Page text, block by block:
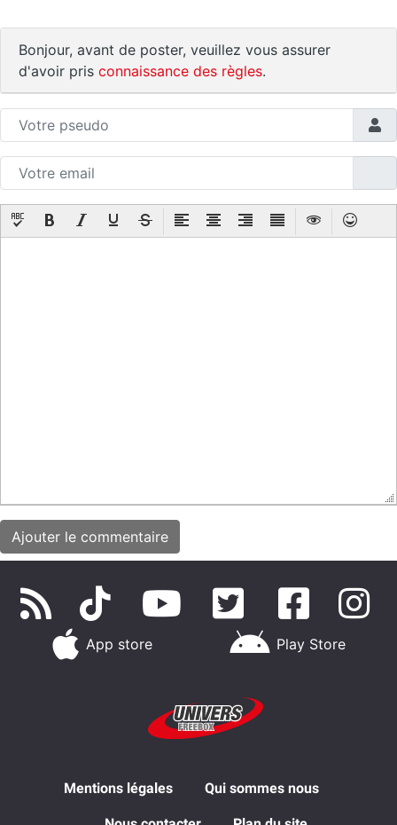
Bonjour, avant de poster, veuillez vous assurer
d'avoir pris connaissance des règles.
App store Play Store
Mentions légales Qui sommes nous